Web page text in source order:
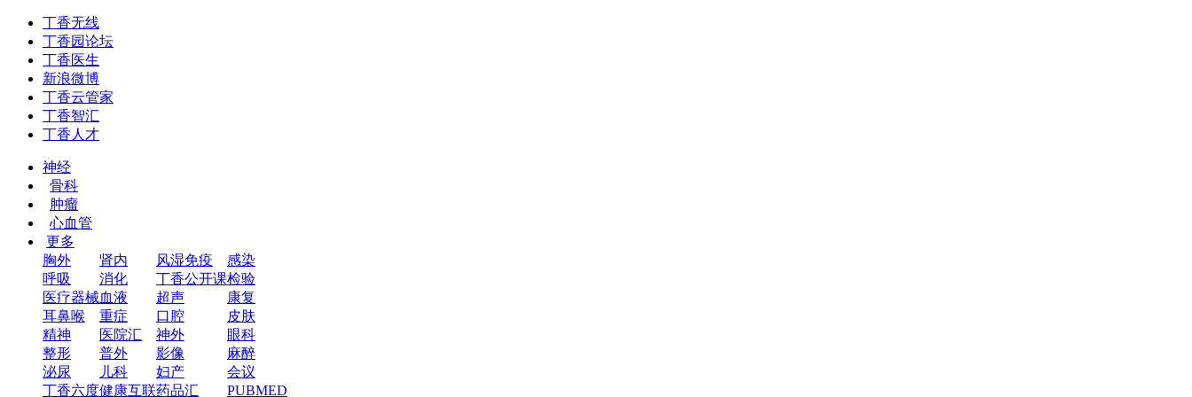
丁香无线
丁香园论坛
丁香医生
新浪微博
丁香云管家
丁香智汇
丁香人才
神经
骨科
肿瘤
心血管
更多
胸外
肾内 风湿免疫
感染
呼吸
消化 丁香公开课检验
医疗器械血液 超声
康复
耳鼻喉
重症 口腔
皮肤
精神
医院汇 神外
眼科
整形
普外 影像
麻醉
泌尿
儿科 妇产
会议
丁香六度健康互联药品汇 PUBMED